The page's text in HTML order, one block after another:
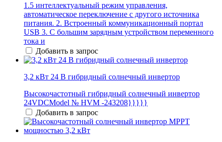
1.5 интеллектуальный режим управления,
автоматическое переключение с другого источника
питания. 2. Встроенный коммуникационный портал
USB 3. С большим зарядным устройством переменного
тока и
Добавить в запрос
3,2 кВт 24 В гибридный солнечный инвертор
Высокочастотный гибридный солнечный инвертор
24VDCModel № HVM -243208}}}}}
Добавить в запрос